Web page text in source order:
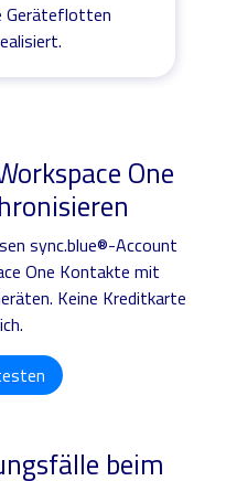
Geräteflotten
One
sync.blue®-Account
One Kontakte mit
Keine Kreditkarte
beim